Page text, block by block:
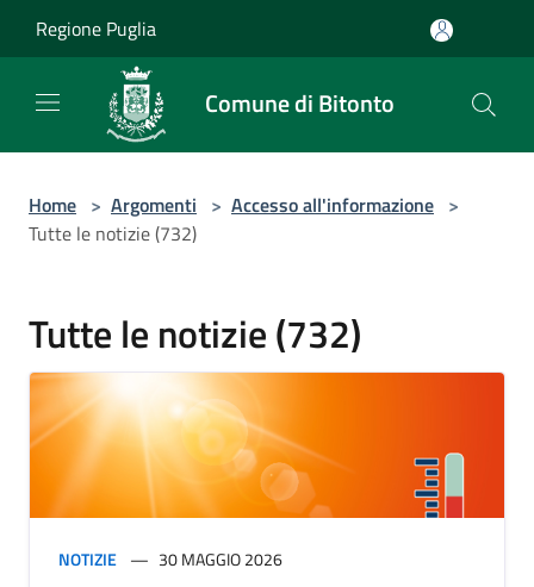
Regione Puglia
Comune di Bitonto
Home > Argomenti > Accesso all'informazione >
Tutte le notizie (732)
Tutte le notizie (732)
NOTIZIE 30 MAGGIO 2026